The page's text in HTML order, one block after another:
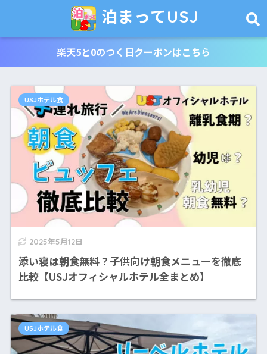
泊まってUSJ
楽天5と0のつく日クーポンはこちら
2025年5月12日
添い寝は朝食無料？子供向け朝食メニューを徹底
比較【USJオフィシャルホテル全まとめ】
USJホテル食
USJホテル食